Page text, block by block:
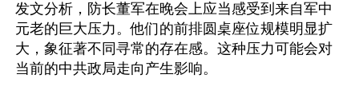
发文分析，防长董军在晚会上应当感受到来自军中
元老的巨大压力。他们的前排圆桌座位规模明显扩
大，象征著不同寻常的存在感。这种压力可能会对
当前的中共政局走向产生影响。